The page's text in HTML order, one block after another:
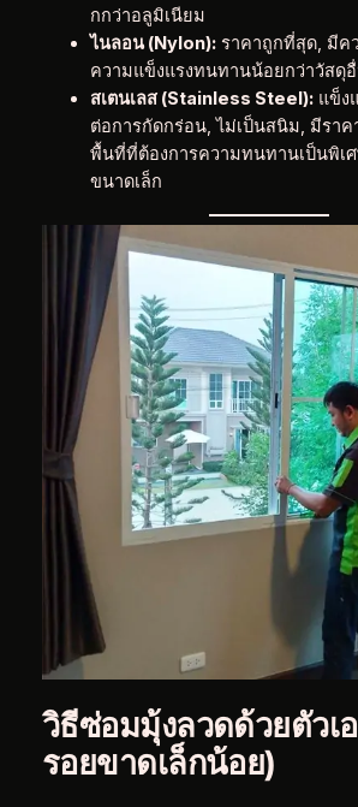
กกว่าอลูมิเนียม
ไนลอน (Nylon):ราคาถูกที่สุด, มีค
ความแข็งแรงทนทานน้อยกว่าวัสดุ
สเตนเลส (Stainless Steel):แข็ง
ต่อการกัดกร่อน, ไม่เป็นสนิม, มีราค
พื้นที่ที่ต้องการความทนทานเป็นพิเ
ขนาดเล็ก
วิธีซ่อมมุ้งลวดด้วยตัวเ
รอยขาดเล็กน้อย)